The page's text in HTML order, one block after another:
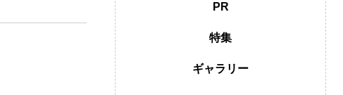
PR
特集
ギャラリー